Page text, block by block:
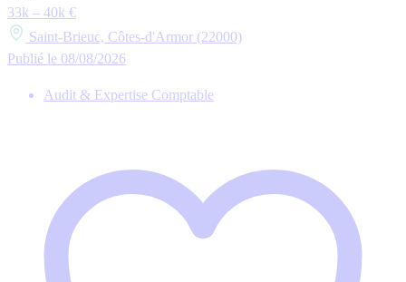
33k – 40k €
Saint-Brieuc, Côtes-d'Armor (22000)
Publié le 08/08/2026
Audit & Expertise Comptable